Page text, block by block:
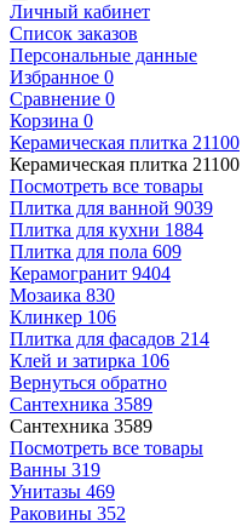
Личный кабинет
Список заказов
Персональные данные
Избранное 0
Сравнение 0
Корзина 0
Керамическая плитка 21100
Керамическая плитка 21100
Посмотреть все товары
Плитка для ванной 9039
Плитка для кухни 1884
Плитка для пола 609
Керамогранит 9404
Мозаика 830
Клинкер 106
Плитка для фасадов 214
Клей и затирка 106
Вернуться обратно
Сантехника 3589
Сантехника 3589
Посмотреть все товары
Ванны 319
Унитазы 469
Раковины 352